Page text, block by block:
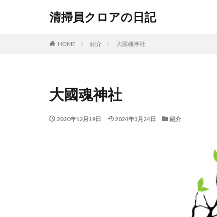
清掃員クロアの日記
HOME 紹介 大國魂神社
大國魂神社
2020年12月19日 2024年3月24日 紹介